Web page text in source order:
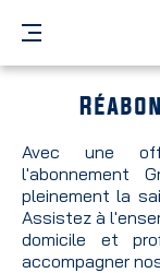
MENU
Avec une
l'abonnement
pleinement la
Assistez à
domicile et
accompagner